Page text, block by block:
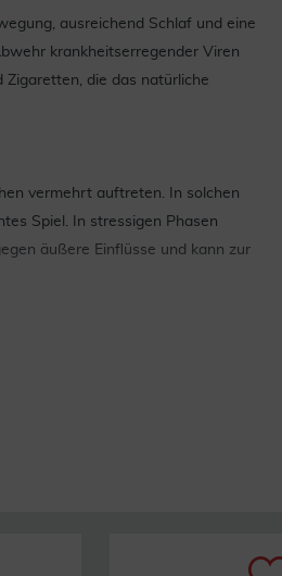
ausreichend Schlaf und eine
krankheitserregender Viren
die das natürliche
vermehrt auftreten. In solchen
Spiel. In stressigen Phasen
äußere Einflüsse und kann zur
Lichtschutzfaktor 30 kann ilon
Herpesausbruch schützen und
Schwangerschaft sein. ilon